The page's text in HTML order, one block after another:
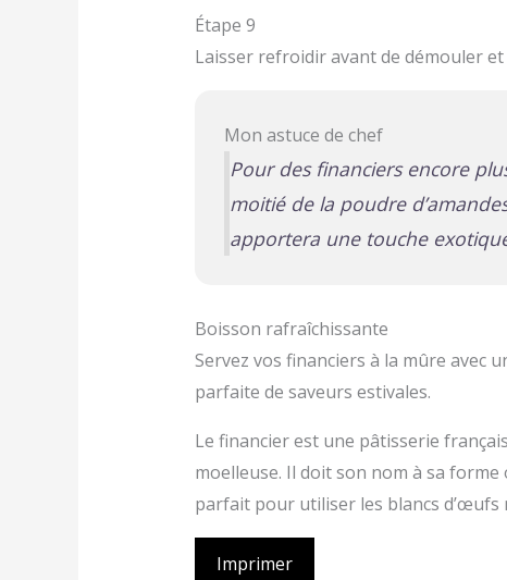
Étape 9
Laisser refroidir avant de démouler et
Mon astuce de chef
Pour des financiers encore
moitié de la poudre
apportera une touche
Boisson rafraîchissante
Servez vos financiers à la mûre avec
parfaite de saveurs estivales.
Le financier est une pâtisserie
moelleuse. Il doit son nom à sa
parfait pour utiliser les blancs d’œufs
Imprimer